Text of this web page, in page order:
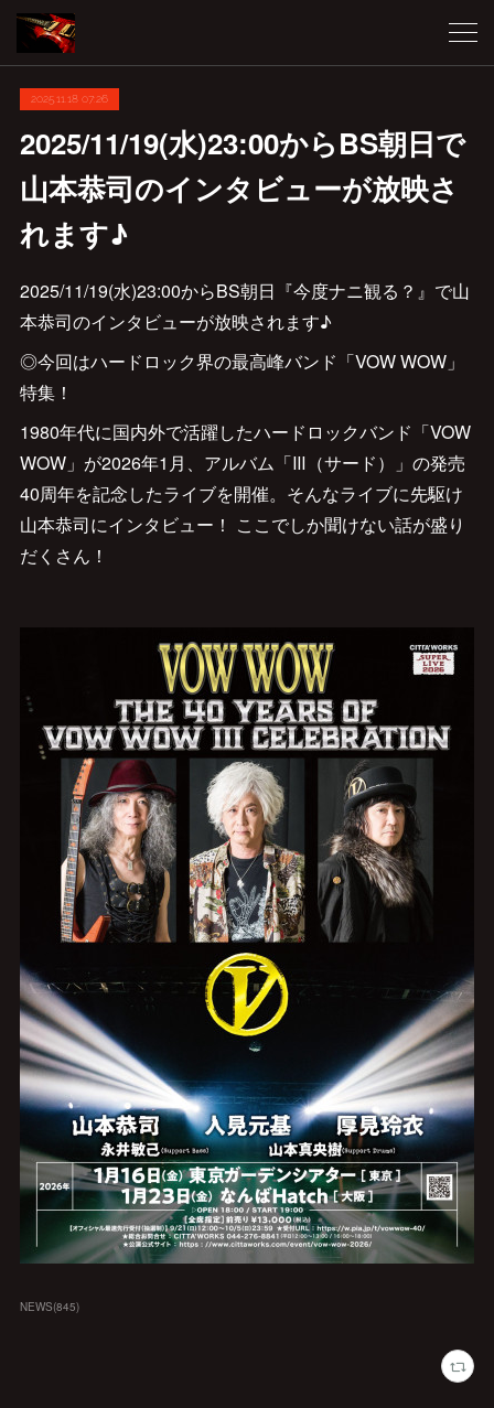
2025.11.18 07:26
2025/11/19(水)23:00からBS朝日で
山本恭司のインタビューが放映さ
れます♪
2025/11/19(水)23:00からBS朝日『今度ナニ観る？』で山
本恭司のインタビューが放映されます♪
◎今回はハードロック界の最高峰バンド「VOW WOW」
特集！
1980年代に国内外で活躍したハードロックバンド「VOW
WOW」が2026年1月、アルバム「Ⅲ（サード）」の発売
40周年を記念したライブを開催。そんなライブに先駆け
山本恭司にインタビュー！ ここでしか聞けない話が盛り
だくさん！
NEWS(845)